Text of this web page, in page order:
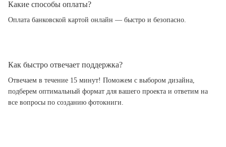
Какие способы оплаты?
Оплата банковской картой онлайн — быстро и безопасно.
Как быстро отвечает поддержка?
Отвечаем в течение 15 минут! Поможем с выбором дизайна,
подберем оптимальный формат для вашего проекта и ответим на
все вопросы по созданию фотокниги.